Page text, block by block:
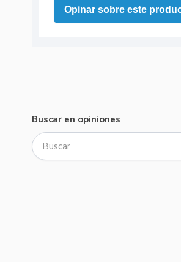
Opinar sobre este
Buscar en opiniones